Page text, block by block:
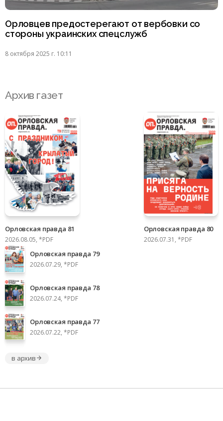
Орловцев предостерегают от вербовки со
стороны украинских спецслужб
8 октября 2025 г. 10:11
Архив газет
Орловская правда 81
2026.08.05, *PDF
Орловская правда 80
2026.07.31, *PDF
Орловская правда 79
2026.07.29, *PDF
Орловская правда 78
2026.07.24, *PDF
Орловская правда 77
2026.07.22, *PDF
в архив